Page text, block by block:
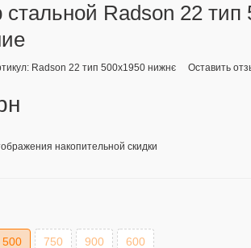
стальной Radson 22
Radson 22 тип 500х1950 нижнє Оставить
накопительной скидки
500 750 900 600